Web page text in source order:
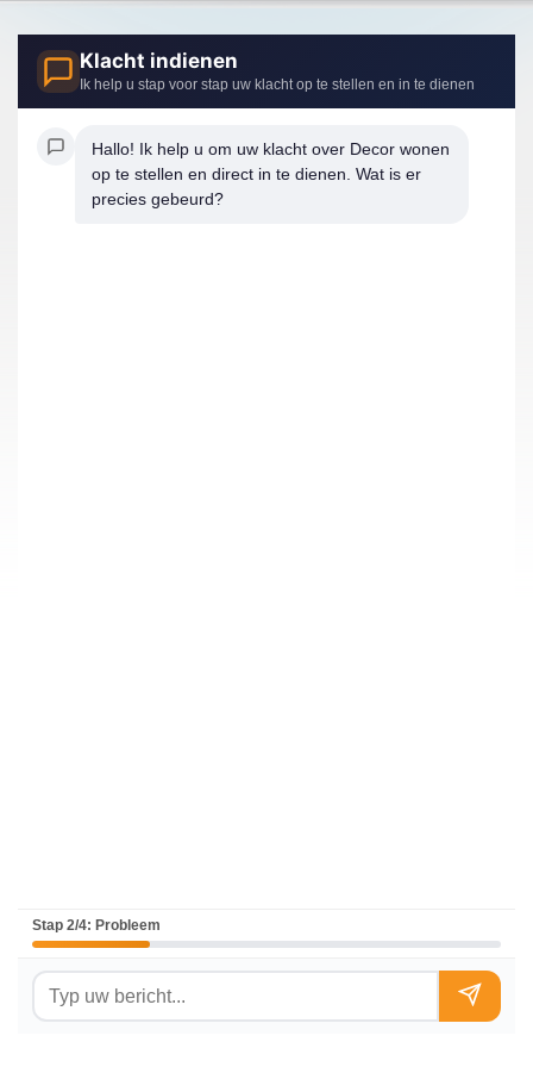
Klacht indienen
Ik help u stap voor stap uw klacht op te stellen en in te dienen
Hallo! Ik help u om uw klacht over Decor wonen
op te stellen en direct in te dienen. Wat is er
precies gebeurd?
Stap 2/4: Probleem